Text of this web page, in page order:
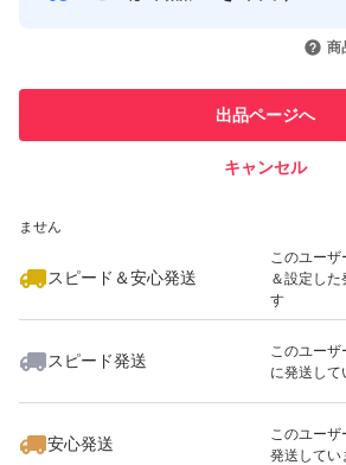
自家培養苗の販売は種苗法によって
す。刑事罰、民事罰、損害賠償の対象
販売店からは絶対に本当に止めて下さ
新鮮で根付きがよくホームセンターよ
思います
切取り後日にちが経つにつれ葉っぱは
ます。北海道から沖縄離島も対応可
引を完了
での取引実
ません
スピード＆安心発送
このユーザ
＆設定した
す
スピード発送
このユーザ
に発送して
安心発送
このユーザ
発送してい
商
出品ページへ
キャンセル